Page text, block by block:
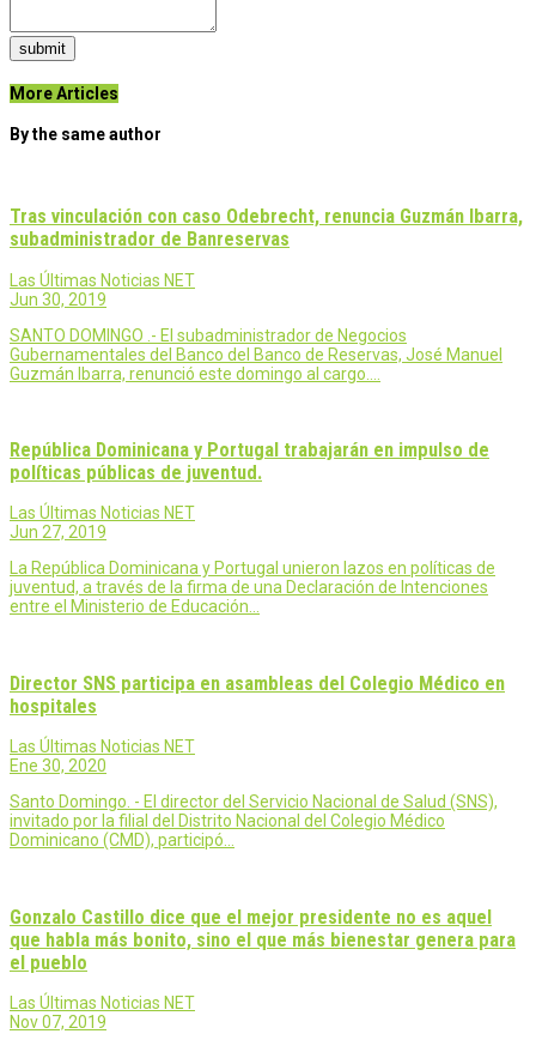
submit
More Articles
By the same author
Tras vinculación con caso Odebrecht, renuncia Guzmán Ibarra,
subadministrador de Banreservas
Las Últimas Noticias NET
Jun 30, 2019
SANTO DOMINGO .- El subadministrador de Negocios
Gubernamentales del Banco del Banco de Reservas, José Manuel
Guzmán Ibarra, renunció este domingo al cargo.…
República Dominicana y Portugal trabajarán en impulso de
políticas públicas de juventud.
Las Últimas Noticias NET
Jun 27, 2019
La República Dominicana y Portugal unieron lazos en políticas de
juventud, a través de la firma de una Declaración de Intenciones
entre el Ministerio de Educación…
Director SNS participa en asambleas del Colegio Médico en
hospitales
Las Últimas Noticias NET
Ene 30, 2020
Santo Domingo. - El director del Servicio Nacional de Salud (SNS),
invitado por la filial del Distrito Nacional del Colegio Médico
Dominicano (CMD), participó…
Gonzalo Castillo dice que el mejor presidente no es aquel
que habla más bonito, sino el que más bienestar genera para
el pueblo
Las Últimas Noticias NET
Nov 07, 2019